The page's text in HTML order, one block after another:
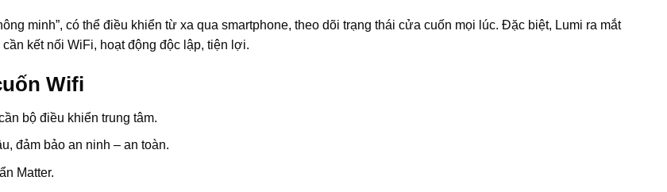
minh”, có thể điều khiển từ xa qua smartphone, theo dõi trạng thái cửa cuốn mọi lúc. Đặc biệt, Lumi ra mắt
kết nối WiFi, hoạt động độc lập, tiện lợi.
Wifi
bộ điều khiển trung tâm.
đảm bảo an ninh – an toàn.
Matter.